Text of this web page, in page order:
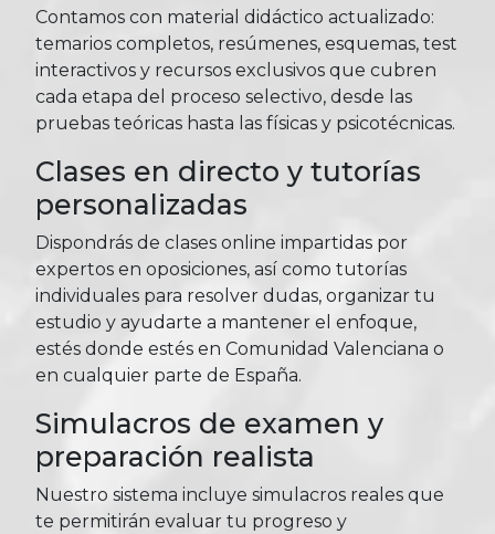
Contamos con material didáctico actualizado:
temarios completos, resúmenes, esquemas, test
interactivos y recursos exclusivos que cubren
cada etapa del proceso selectivo, desde las
pruebas teóricas hasta las físicas y psicotécnicas.
Clases en directo y tutorías
personalizadas
Dispondrás de clases online impartidas por
expertos en oposiciones, así como tutorías
individuales para resolver dudas, organizar tu
estudio y ayudarte a mantener el enfoque,
estés donde estés en Comunidad Valenciana o
en cualquier parte de España.
Simulacros de examen y
preparación realista
Nuestro sistema incluye simulacros reales que
te permitirán evaluar tu progreso y